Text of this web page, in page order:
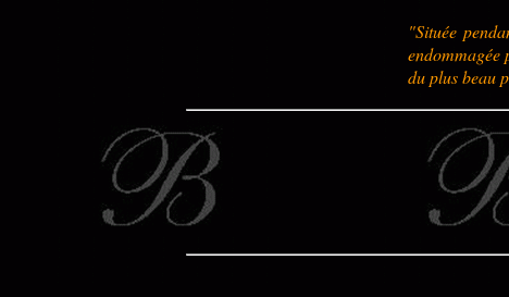
"Située
endommagée
du plus beau